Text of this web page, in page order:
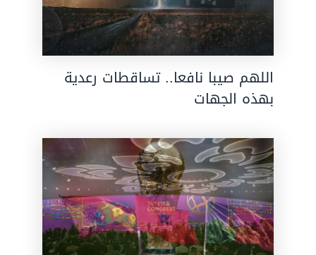
اللهم صيبا نافعا.. تساقطات رعدية
بهذه الجهات